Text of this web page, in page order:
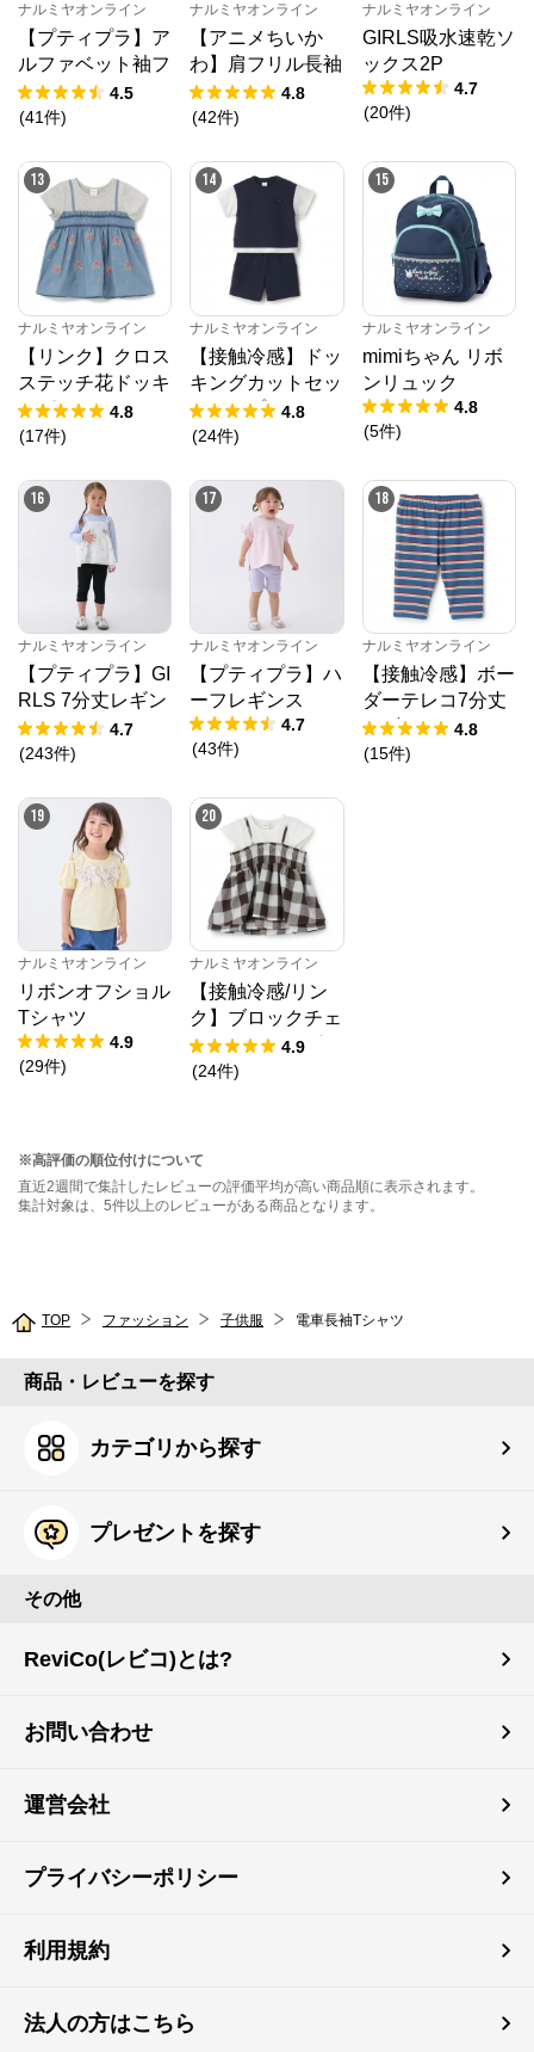
ナルミヤオンライン
【プティプラ】ア
ルファベット袖フ
リルTシャツ
4.5
(41件)
ナルミヤオンライン
【アニメちいか
わ】肩フリル長袖
Tシャツ
4.8
(42件)
ナルミヤオンライン
GIRLS吸水速乾ソ
ックス2P
4.7
(20件)
13
ナルミヤオンライン
【リンク】クロス
ステッチ花ドッキ
ングTシャツ
4.8
(17件)
14
ナルミヤオンライン
【接触冷感】ドッ
キングカットセッ
トアップ
4.8
(24件)
15
ナルミヤオンライン
mimiちゃん リボ
ンリュック
4.8
(5件)
16
ナルミヤオンライン
【プティプラ】GI
RLS 7分丈レギン
ス
4.7
(243件)
17
ナルミヤオンライン
【プティプラ】ハ
ーフレギンス
4.7
(43件)
18
ナルミヤオンライン
【接触冷感】ボー
ダーテレコ7分丈
レギンス
4.8
(15件)
19
ナルミヤオンライン
リボンオフショル
Tシャツ
4.9
(29件)
20
ナルミヤオンライン
【接触冷感/リン
ク】ブロックチェ
ックドッキングT
シャツ
4.9
(24件)
※高評価の順位付けについて
直近2週間で集計したレビューの評価平均が高い商品順に表示されます。
集計対象は、5件以上のレビューがある商品となります。
TOP ファッション 子供服 電車長袖Tシャツ
商品・レビューを探す
カテゴリから探す
プレゼントを探す
その他
ReviCo(レビコ)とは?
お問い合わせ
運営会社
プライバシーポリシー
利用規約
法人の方はこちら